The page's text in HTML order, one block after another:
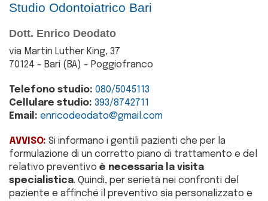
Studio Odontoiatrico Bari
Dott. Enrico Deodato
via Martin Luther King, 37
70124 - Bari (BA) - Poggiofranco
Telefono studio: 080/5045113
Cellulare studio: 393/8742711
Email: enricodeodato@gmail.com
AVVISO: Si informano i gentili pazienti che per la
formulazione di un corretto piano di trattamento e del
relativo preventivo è necessaria la visita
specialistica. Quindi, per serietà nei confronti del
paziente e affinché il preventivo sia personalizzato e